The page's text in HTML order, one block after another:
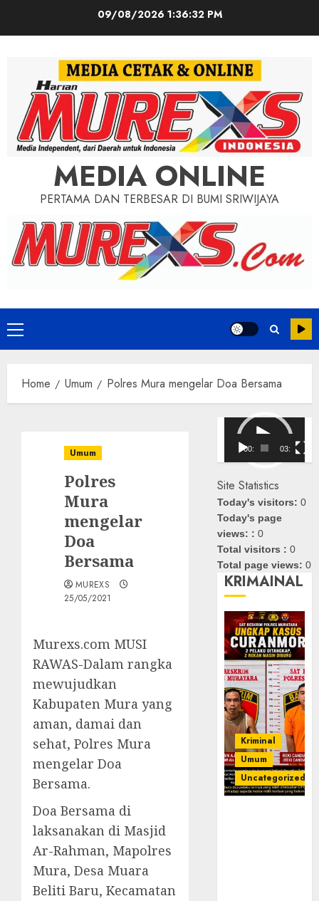
09/08/2026 1:36:34 PM
MEDIA ONLINE
PERTAMA DAN TERBESAR DI BUMI SRIWIJAYA
Primary
Menu
Home Umum Polres Mura mengelar Doa Bersama
Umum
Polres
Mura
mengelar
Doa
Bersama
MUREXS
25/05/2021
Murexs.com MUSI
RAWAS-Dalam rangka
mewujudkan
Kabupaten Mura yang
aman, damai dan
sehat, Polres Mura
mengelar Doa
Bersama.
Doa Bersama di
laksanakan di Masjid
Ar-Rahman, Mapolres
Mura, Desa Muara
Beliti Baru, Kecamatan
Pemutar
Video
00:00 03:08
Site Statistics
Today's visitors:0
Today's page
views: :0
Total visitors :0
Total page views:0
KRIMAINAL
Kriminal
Umum
Uncategorized